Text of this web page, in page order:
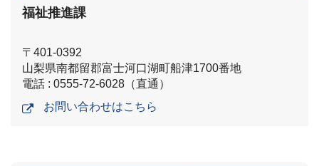
福祉推進課
〒401-0392
山梨県南都留郡富士河口湖町船津1700番地
電話 : 0555-72-6028（直通）
お問い合わせはこちら